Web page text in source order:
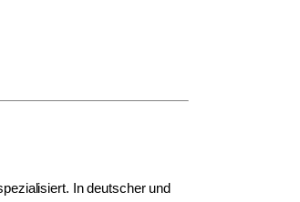
In deutscher und